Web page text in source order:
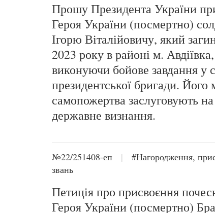
Прошу Президента України
Героя України (посмертно)
Ігорю Віталійовичу, який
2023 року в районі м.
виконуючи бойове завдання у
президентської бригади. Його
самопожертва заслуговують
державне визнання.
№22/251408-еп |
#Нагородження,
звань
Петиція про присвоєння
Героя України (посмертно)